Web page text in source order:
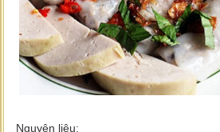
Nguyên liệu: